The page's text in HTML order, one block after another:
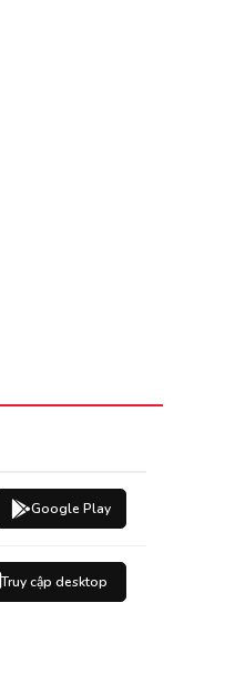
Google Play
Truy cập desktop